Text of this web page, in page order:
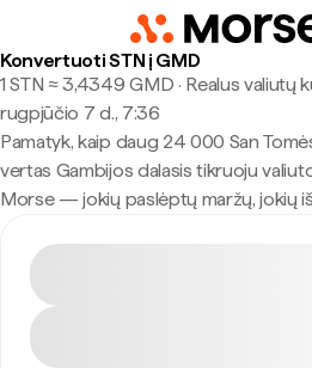
Konvertuoti STN į GMD
1 STN ≈ 3,4349 GMD · Realus valiutų
rugpjūčio 7 d., 7:36
Pamatyk, kaip daug 24 000 San
vertas Gambijos dalasis tikruoju
Morse — jokių paslėptų maržų, jokių